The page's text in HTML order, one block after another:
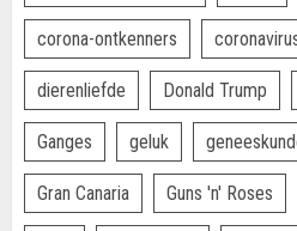
corona-ontkenners
dierenliefde Donald Trump
Ganges geluk
Gran Canaria Guns 'n' Roses